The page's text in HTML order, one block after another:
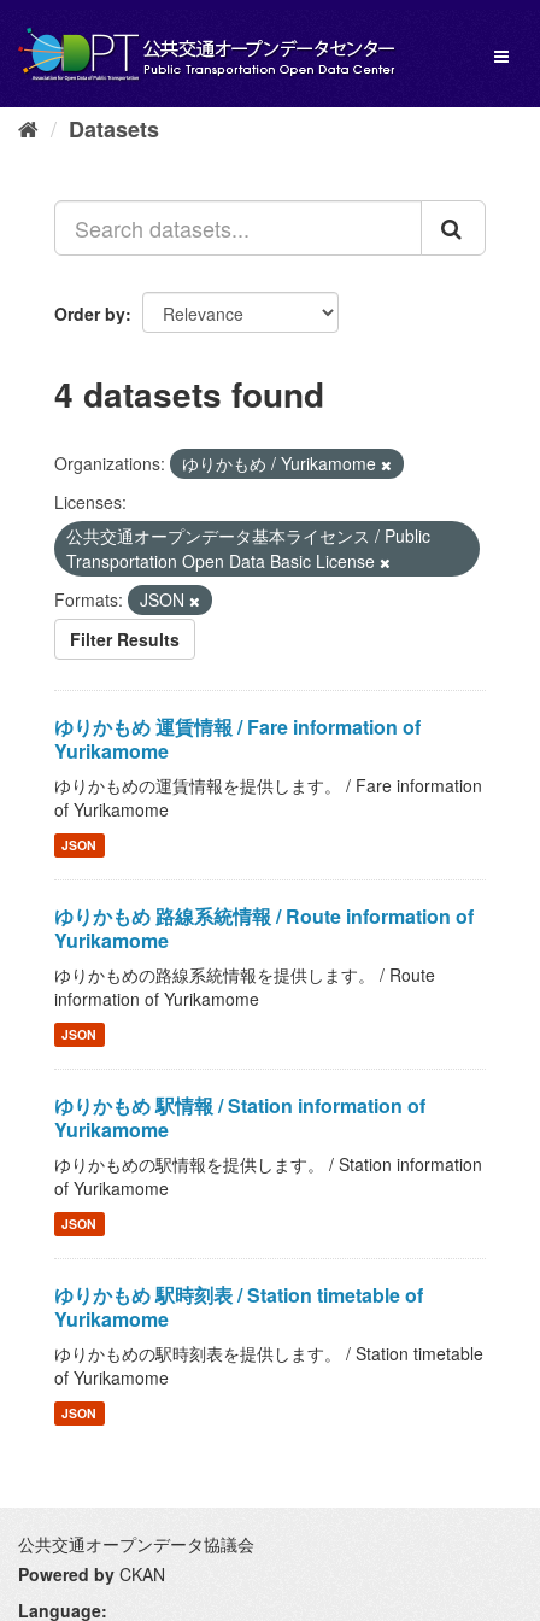
content
Datasets
Order by
4 datasets found
Organizations:
ゆりかもめ / Yurikamome
Licenses:
公共交通オープンデータ基本ライセンス / Public
Transportation Open Data Basic License
Formats:
JSON
Filter Results
ゆりかもめ 運賃情報 / Fare information of
Yurikamome
ゆりかもめの運賃情報を提供します。 / Fare information
of Yurikamome
JSON
ゆりかもめ 路線系統情報 / Route information of
Yurikamome
ゆりかもめの路線系統情報を提供します。 / Route
information of Yurikamome
JSON
ゆりかもめ 駅情報 / Station information of
Yurikamome
ゆりかもめの駅情報を提供します。 / Station information
of Yurikamome
JSON
ゆりかもめ 駅時刻表 / Station timetable of
Yurikamome
ゆりかもめの駅時刻表を提供します。 / Station timetable
of Yurikamome
JSON
公共交通オープンデータ協議会
Powered by CKAN
Language